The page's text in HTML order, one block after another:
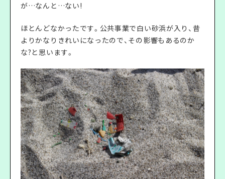
が…なんと…ない!
ほとんどなかったです。公共事業で白い砂浜が入り、昔
よりかなりきれいになったので、その影響もあるのか
な?と思います。